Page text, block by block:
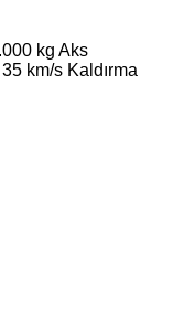
kg Aks
35 km/s Kaldırma